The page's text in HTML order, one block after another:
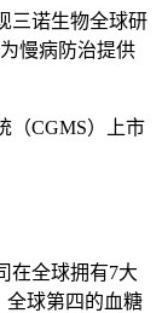
三诺生物全球研
慢病防治提供
（CGMS）上市
在全球拥有7大
全球第四的血糖